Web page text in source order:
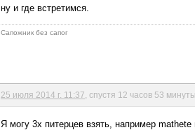
ну и где встретимся.
Сапожник без сапог
25 июля 2014 г. 11:37 , спустя 12 часов 53
Я могу 3х питерцев взять, например